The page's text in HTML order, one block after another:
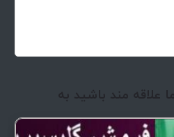
مند باشید به